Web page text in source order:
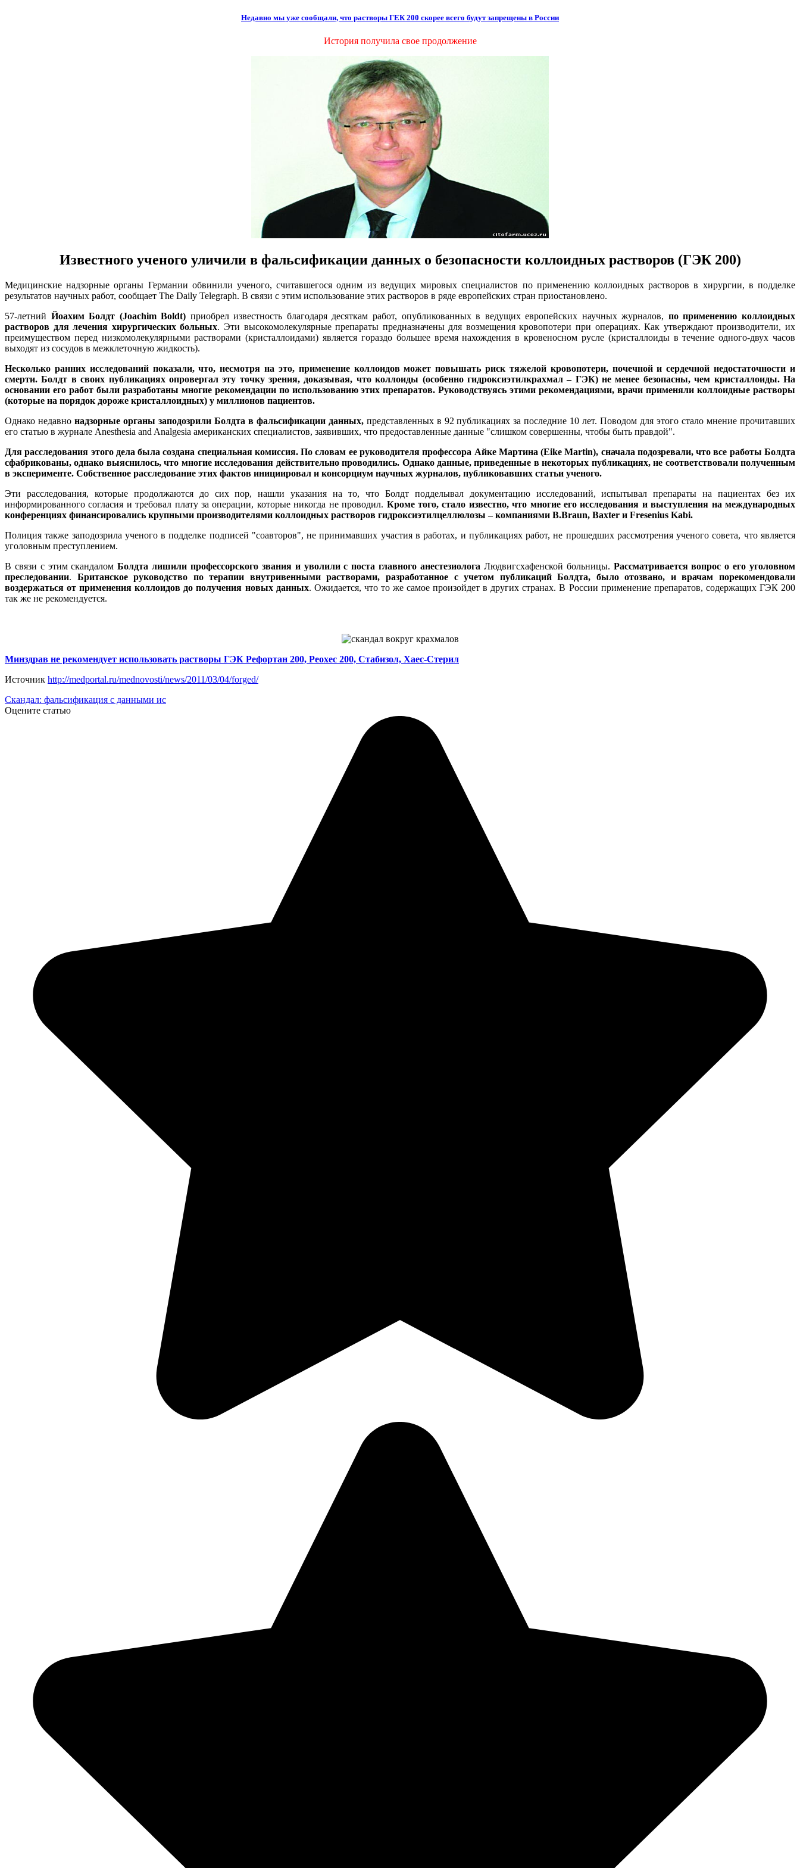
Недавно мы уже сообщали, что растворы ГЕК 200 скорее всего будут запрещены в России
История получила свое продолжение
Известного ученого уличили в фальсификации данных о безопасности коллоидных растворов (ГЭК 200)
Медицинские надзорные органы Германии обвинили ученого, считавшегося одним из ведущих мировых специалистов по применению коллоидных растворов в хирургии, в подделке
результатов научных работ, сообщает The Daily Telegraph. В связи с этим использование этих растворов в ряде европейских стран приостановлено.
57-летний Йоахим Болдт (Joachim Boldt) приобрел известность благодаря десяткам работ, опубликованных в ведущих европейских научных журналов, по применению коллоидных
растворов для лечения хирургических больных. Эти высокомолекулярные препараты предназначены для возмещения кровопотери при операциях. Как утверждают производители, их
преимуществом перед низкомолекулярными растворами (кристаллоидами) является гораздо большее время нахождения в кровеносном русле (кристаллоиды в течение одного-двух часов
выходят из сосудов в межклеточную жидкость).
Несколько ранних исследований показали, что, несмотря на это, применение коллоидов может повышать риск тяжелой кровопотери, почечной и сердечной недостаточности и
смерти. Болдт в своих публикациях опровергал эту точку зрения, доказывая, что коллоиды (особенно гидроксиэтилкрахмал – ГЭК) не менее безопасны, чем кристаллоиды. На
основании его работ были разработаны многие рекомендации по использованию этих препаратов. Руководствуясь этими рекомендациями, врачи применяли коллоидные растворы
(которые на порядок дороже кристаллоидных) у миллионов пациентов.
Однако недавно надзорные органы заподозрили Болдта в фальсификации данных,представленных в 92 публикациях за последние 10 лет. Поводом для этого стало мнение прочитавших
его статью в журнале Anesthesia and Analgesia американских специалистов, заявивших, что предоставленные данные "слишком совершенны, чтобы быть правдой".
Для расследования этого дела была создана специальная комиссия. По словам ее руководителя профессора Айке Мартина (Eike Martin), сначала подозревали, что все работы Болдта
сфабрикованы, однако выяснилось, что многие исследования действительно проводились. Однако данные, приведенные в некоторых публикациях, не соответствовали полученным
в эксперименте. Собственное расследование этих фактов инициировал и консорциум научных журналов, публиковавших статьи ученого.
Эти расследования, которые продолжаются до сих пор, нашли указания на то, что Болдт подделывал документацию исследований, испытывал препараты на пациентах без их
информированного согласия и требовал плату за операции, которые никогда не проводил. Кроме того, стало известно, что многие его исследования и выступления на международных
конференциях финансировались крупными производителями коллоидных растворов гидроксиэтилцеллюлозы – компаниями B.Braun, Baxter и Fresenius Kabi.
Полиция также заподозрила ученого в подделке подписей "соавторов", не принимавших участия в работах, и публикациях работ, не прошедших рассмотрения ученого совета, что является
уголовным преступлением.
В связи с этим скандалом Болдта лишили профессорского звания и уволили с поста главного анестезиолога Людвигсхафенской больницы. Рассматривается вопрос о его уголовном
преследовании. Британское руководство по терапии внутривенными растворами, разработанное с учетом публикаций Болдта, было отозвано, и врачам порекомендовали
воздержаться от применения коллоидов до получения новых данных. Ожидается, что то же самое произойдет в других странах. В России применение препаратов, содержащих ГЭК 200
так же не рекомендуется.
Минздрав не рекомендует использовать растворы ГЭК Рефортан 200, Реохес 200, Стабизол, Хаес-Стерил
Источник http://medportal.ru/mednovosti/news/2011/03/04/forged/
Скандал: фальсификация с данными ис
Оцените статью